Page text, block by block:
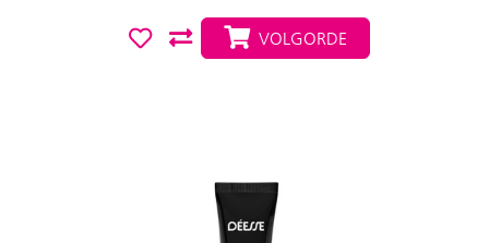
VOLGORDE